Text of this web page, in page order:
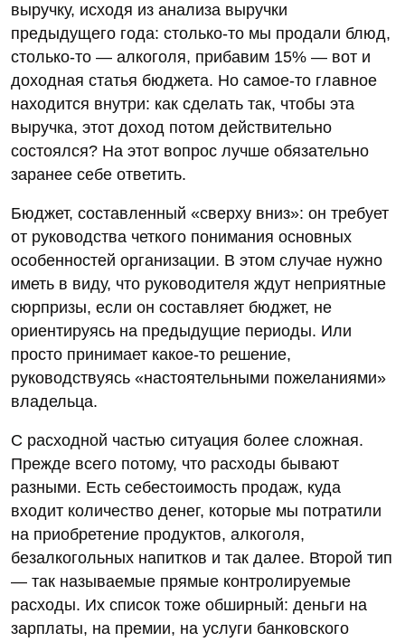
выручку, исходя из анализа выручки
предыдущего года: столько-то мы продали блюд,
столько-то — алкоголя, прибавим 15% — вот и
доходная статья бюджета. Но самое-то главное
находится внутри: как сделать так, чтобы эта
выручка, этот доход потом действительно
состоялся? На этот вопрос лучше обязательно
заранее себе ответить.
Бюджет, составленный «сверху вниз»: он требует
от руководства четкого понимания основных
особенностей организации. В этом случае нужно
иметь в виду, что руководителя ждут неприятные
сюрпризы, если он составляет бюджет, не
ориентируясь на предыдущие периоды. Или
просто принимает какое-то решение,
руководствуясь «настоятельными пожеланиями»
владельца.
С расходной частью ситуация более сложная.
Прежде всего потому, что расходы бывают
разными. Есть себестоимость продаж, куда
входит количество денег, которые мы потратили
на приобретение продуктов, алкоголя,
безалкогольных напитков и так далее. Второй тип
— так называемые прямые контролируемые
расходы. Их список тоже обширный: деньги на
зарплаты, на премии, на услуги банковского